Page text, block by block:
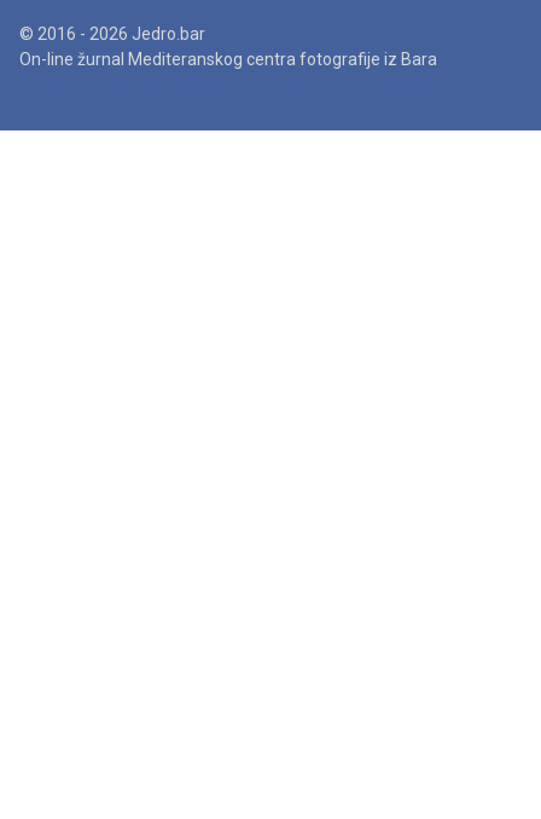
© 2016 - 2026 Jedro.bar
On-line žurnal Mediteranskog centra fotografije iz Bara